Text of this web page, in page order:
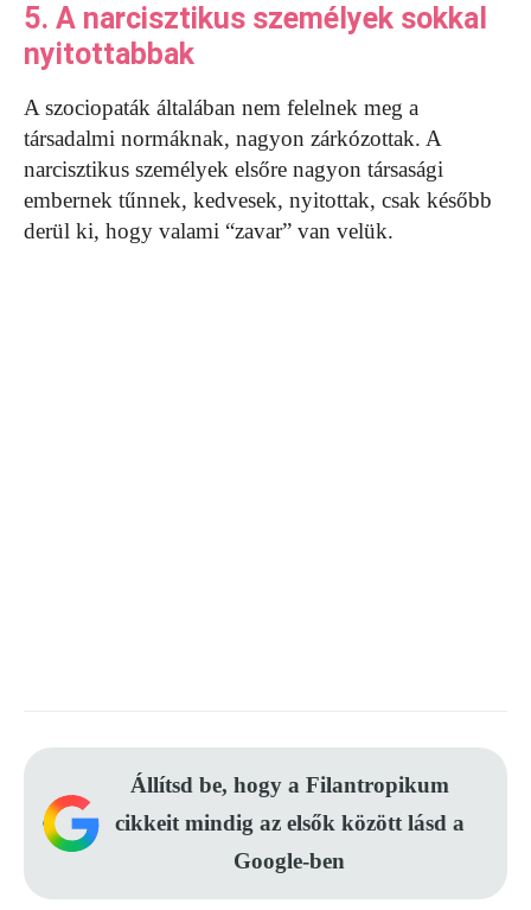
5. A narcisztikus személyek sokkal
nyitottabbak
A szociopaták általában nem felelnek meg a
társadalmi normáknak, nagyon zárkózottak. A
narcisztikus személyek elsőre nagyon társasági
embernek tűnnek, kedvesek, nyitottak, csak később
derül ki, hogy valami “zavar” van velük.
Állítsd be, hogy a Filantropikum
cikkeit mindig az elsők között lásd a
Google-ben